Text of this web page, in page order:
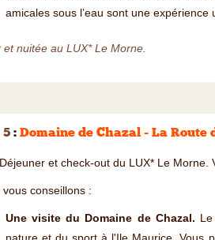
amicales sous l’eau sont une expérience
et nuitée au LUX* Le Morne.
5: Domaine de Chazal - La Route
et check-out du LUX* Le Morne.
vous conseillons :
Une visite du Domaine de Chazal.